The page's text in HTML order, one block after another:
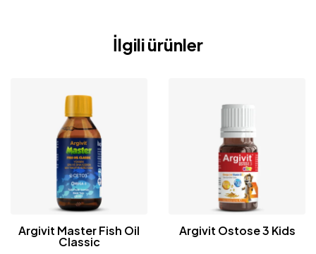
İlgili ürünler
Argivit Master Fish Oil
Classic
Argivit Ostose 3 Kids